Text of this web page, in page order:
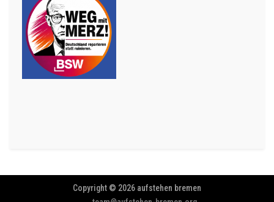
Copyright © 2026 aufstehen bremen